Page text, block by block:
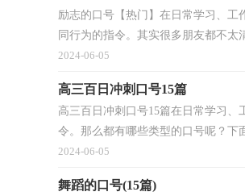
励志的口号【热门】在日常学习、
同行为的指令。其实很多朋友都不太
2024-06-05
高三百日冲刺口号15篇
高三百日冲刺口号15篇在日常学习
令。那么都有哪些类型的口号呢？下
2024-06-05
舞蹈的口号(15篇)